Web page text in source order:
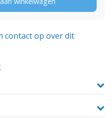
contact op over dit